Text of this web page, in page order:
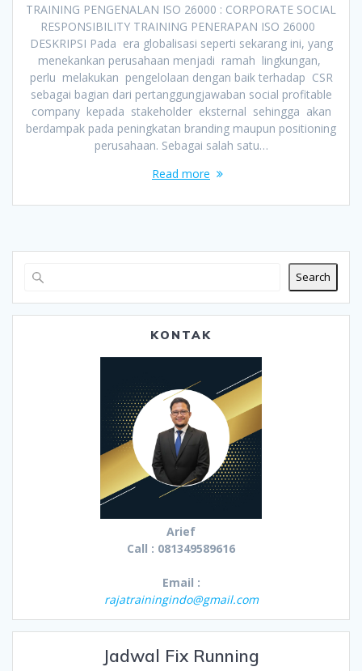
TRAINING PENGENALAN ISO 26000 : CORPORATE SOCIAL
RESPONSIBILITY TRAINING PENERAPAN ISO 26000
DESKRIPSI Pada era globalisasi seperti sekarang ini, yang
menekankan perusahaan menjadi ramah lingkungan,
perlu melakukan pengelolaan dengan baik terhadap CSR
sebagai bagian dari pertanggungjawaban social profitable
company kepada stakeholder eksternal sehingga akan
berdampak pada peningkatan branding maupun positioning
perusahaan. Sebagai salah satu…
Read more
Search
KONTAK
Arief
Call : 081349589616
Email :
rajatrainingindo@gmail.com
Jadwal Fix Running